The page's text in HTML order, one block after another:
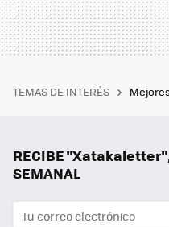
TEMAS DE INTERÉS
RECIBE "Xatakaletter",
SEMANAL